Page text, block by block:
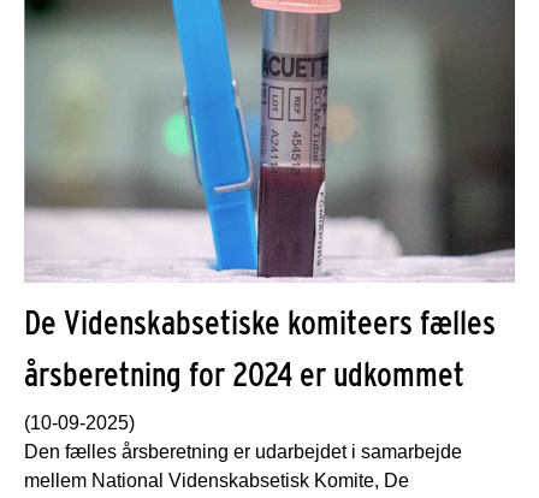
De Videnskabsetiske komiteers fælles
årsberetning for 2024 er udkommet
(10-09-2025)
Den fælles årsberetning er udarbejdet i samarbejde
mellem National Videnskabsetisk Komite, De